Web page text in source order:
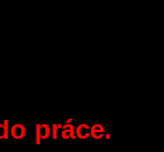
práce.